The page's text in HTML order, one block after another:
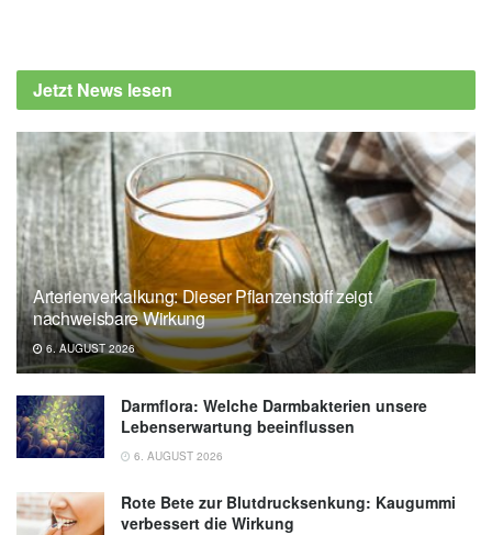
Jetzt News lesen
Arterienverkalkung: Dieser Pflanzenstoff zeigt
nachweisbare Wirkung
6. AUGUST 2026
Darmflora: Welche Darmbakterien unsere
Lebenserwartung beeinflussen
6. AUGUST 2026
Rote Bete zur Blutdrucksenkung: Kaugummi
verbessert die Wirkung